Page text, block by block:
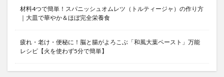
材料4つで簡単！スパニッシュオムレツ（トルティージャ）の作り方
｜大皿で華やか＆ほぼ完全栄養食
疲れ・老け・便秘に！脳と腸がよろこぶ「和風大葉ペースト」万能
レシピ【火を使わず5分で簡単】